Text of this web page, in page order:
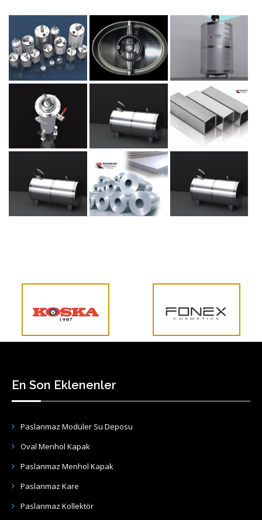
En Son Eklenenler
Paslanmaz Modüler Su Deposu
Oval Menhol Kapak
Paslanmaz Menhol Kapak
Paslanmaz Kare
Paslanmaz Kollektör